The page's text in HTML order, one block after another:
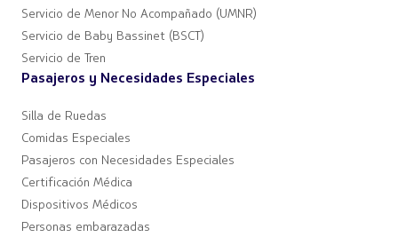
Servicio de Menor No Acompañado (UMNR)
Servicio de Baby Bassinet (BSCT)
Servicio de Tren
Pasajeros y Necesidades Especiales
Silla de Ruedas
Comidas Especiales
Pasajeros con Necesidades Especiales
Certificación Médica
Dispositivos Médicos
Personas embarazadas